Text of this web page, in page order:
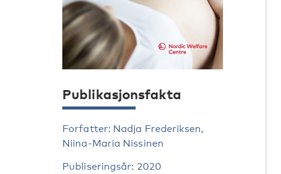
Publikasjonsfakta
Forfatter: Nadja Frederiksen,
Niina-Maria Nissinen
Publiseringsår: 2020